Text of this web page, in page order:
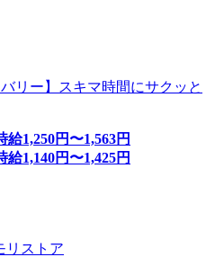
リー】スキマ時間にサクッと
給1,250円〜1,563円
給1,140円〜1,425円
リストア